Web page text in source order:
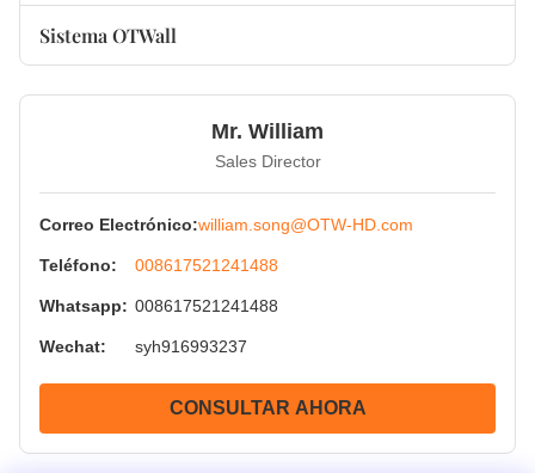
Conectores de canal de 90° sin soldadura
Conectores de canal de 90° soldados
Sistema OTWall
Mr. William
Sales Director
Correo Electrónico:william.song@OTW-HD.com
Teléfono: 008617521241488
Whatsapp: 008617521241488
Wechat: syh916993237
CONSULTAR AHORA